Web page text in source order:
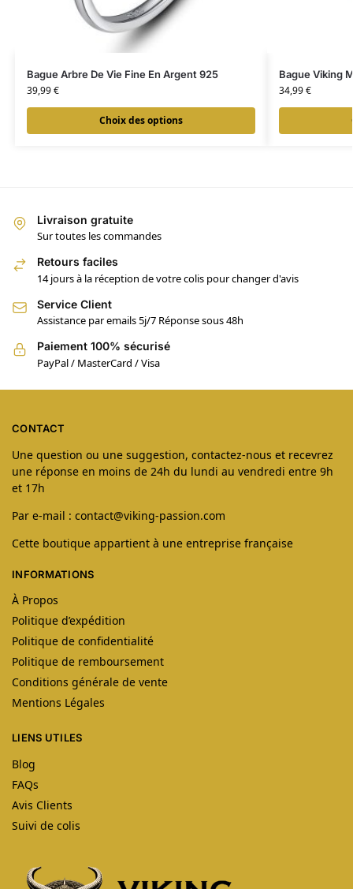
Bague Arbre De Vie Fine En Argent 925
39,99€
Choix des options
Bague Viking
34,99€
Livraison gratuite
Sur toutes les commandes
Retours faciles
14 jours à la réception de votre colis pour changer d'avis
Service Client
Assistance par emails 5j/7 Réponse sous 48h
Paiement 100% sécurisé
PayPal / MasterCard / Visa
CONTACT
Une question ou une suggestion, contactez-nous et recevrez
une réponse en moins de 24h du lundi au vendredi entre 9h
et 17h
Par e-mail : contact@viking-passion.com
Cette boutique appartient à une entreprise française
INFORMATIONS
À Propos
Politique d’expédition
Politique de confidentialité
Politique de remboursement
Conditions générale de vente
Mentions Légales
LIENS UTILES
Blog
FAQs
Avis Clients
Suivi de colis